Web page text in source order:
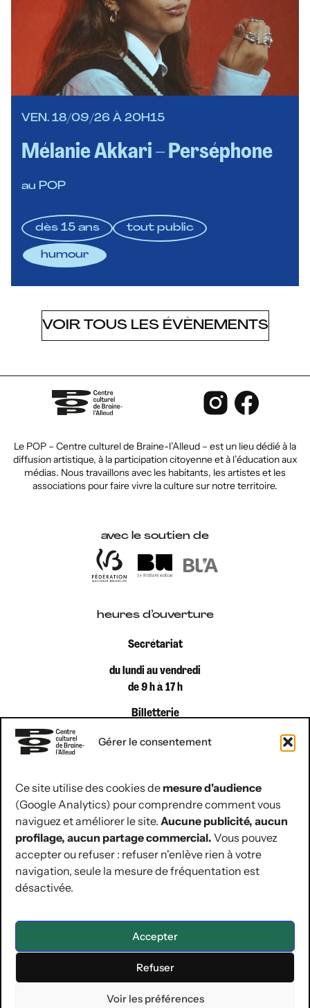
Gérer le consentement
Ce site utilise des cookies de mesure d'audience
(Google Analytics) pour comprendre comment vous
naviguez et améliorer le site. Aucune publicité, aucun
profilage, aucun partage commercial. Vous pouvez
accepter ou refuser : refuser n'enlève rien à votre
navigation, seule la mesure de fréquentation est
désactivée.
Accepter
Refuser
Voir les préférences
VEN. 18/09/26 À 20H15
Mélanie Akkari – Perséphone
au POP
dès 15 ans tout public
humour
VOIR TOUS LES ÉVÈNEMENTS
Le POP – Centre culturel de Braine-l’Alleud – est un lieu dédié à la
diffusion artistique, à la participation citoyenne et à l’éducation aux
médias. Nous travaillons avec les habitants, les artistes et les
associations pour faire vivre la culture sur notre territoire.
avec le soutien de
heures d’ouverture
Secrétariat
du lundi au vendredi
de 9 h à 17 h
Billetterie
du lundi au vendredi
coordonnées de contact
Rue Jules Hans 10
1420 Braine-l’Alleud
02 854 07 30
ASBL POP
Région Wallonne | BE12 0681 0481 5092 | RPM de Nivelles
Mentions légales & Vie privéeConditions générales de vente
Déclaration d’accessibilité